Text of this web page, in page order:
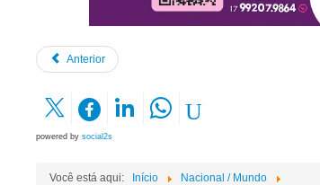
Anterior
powered by social2s
Você está aqui: Início
Nacional / Mundo